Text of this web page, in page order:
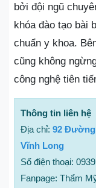
bởi đội ngũ
khóa đào tạo bài
chuẩn y khoa.
cũng không
công nghệ tiên
Thông tin liên hệ
Địa chỉ: 92 Đường
Vĩnh Long
Số điện thoại:
Fanpage: Thẩm